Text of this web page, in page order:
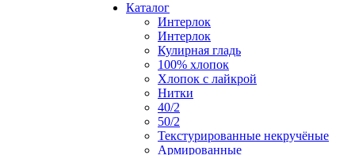
Каталог
Интерлок
Интерлок
Кулирная гладь
100% хлопок
Хлопок с лайкрой
Нитки
40/2
50/2
Текстурированные некручёные
Армированные